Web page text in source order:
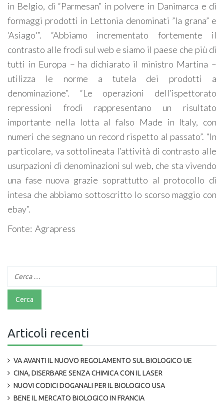
in Belgio, di “Parmesan” in polvere in Danimarca e di
formaggi prodotti in Lettonia denominati ”la grana” e
‘Asiago'”. “Abbiamo incrementato fortemente il
contrasto alle frodi sul web e siamo il paese che più di
tutti in Europa – ha dichiarato il ministro Martina –
utilizza le norme a tutela dei prodotti a
denominazione”. “Le operazioni dell’ispettorato
repressioni frodi rappresentano un risultato
importante nella lotta al falso Made in Italy, con
numeri che segnano un record rispetto al passato”. “In
particolare, va sottolineata l’attività di contrasto alle
usurpazioni di denominazioni sul web, che sta vivendo
una fase nuova grazie soprattutto al protocollo di
intesa che abbiamo sottoscritto lo scorso maggio con
ebay”.
Fonte: Agrapress
Articoli recenti
VA AVANTI IL NUOVO REGOLAMENTO SUL BIOLOGICO UE
CINA, DISERBARE SENZA CHIMICA CON IL LASER
NUOVI CODICI DOGANALI PER IL BIOLOGICO USA
BENE IL MERCATO BIOLOGICO IN FRANCIA